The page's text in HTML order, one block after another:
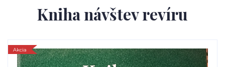
Kniha návštev revíru
Akcia